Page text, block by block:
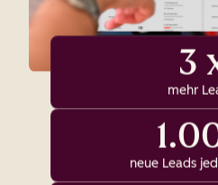
3
mehr
neue Leads